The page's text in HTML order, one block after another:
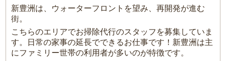
新豊洲は、ウォーターフロントを望み、再開発が進む
街。
こちらのエリアでお掃除代行のスタッフを募集していま
す。日常の家事の延長でできるお仕事です！新豊洲は主
にファミリー世帯の利用者が多いのが特徴です。